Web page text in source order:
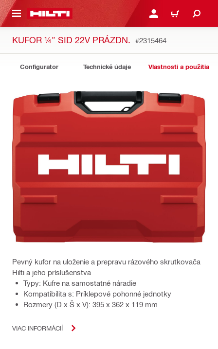
HLAVNÝ OBSAH PRIHLÁSIŤ ALEBO
KOŠÍK
KUFOR ¼” SID 22V PRÁZDN. #2315464
Configurator Technické údaje Vlastnosti a použitia
Pevný kufor na uloženie a prepravu rázového skrutkovača
Hilti a jeho príslušenstva
Typy: Kufre na samostatné náradie
Kompatibilita s: Príklepové pohonné jednotky
Rozmery (D x Š x V): 395 x 362 x 119 mm
VIAC INFORMÁCIÍ